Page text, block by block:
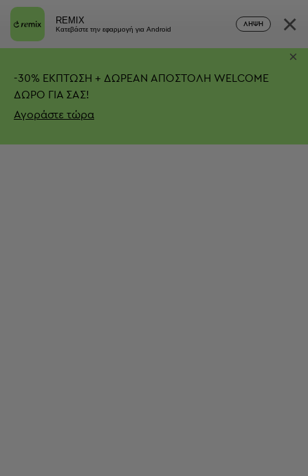
REMIX
Κατεβάστε την εφαρμογή για Android
ΛΉΨΗ ×
-30% ΕΚΠΤΩΣΗ + ΔΩΡΕΑΝ ΑΠΟΣΤΟΛΗ WELCOME
ΔΩΡΟ ΓΙΑ ΣΑΣ!
Αγοράστε τώρα
×